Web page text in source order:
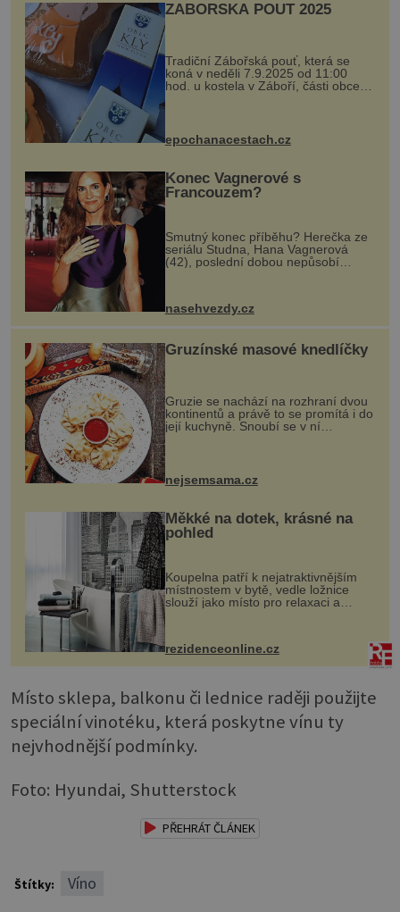
ZÁBOŘSKÁ POUŤ 2025
Tradiční Zábořská pouť, která se
koná v neděli 7.9.2025 od 11:00
hod. u kostela v Záboří, části obce
Kly u Mělníka. V programu naleznete
komentovanou prohlídku kostela,
epochanacestach.cz
Konec Vagnerové s
Francouzem?
Smutný konec příběhu? Herečka ze
seriálu Studna, Hana Vagnerová
(42), poslední dobou nepůsobí
nasehvezdy.cz
Gruzínské masové knedlíčky
Gruzie se nachází na rozhraní dvou
kontinentů a právě to se promítá i do
její kuchyně. Snoubí se v ní
evropské a asijské chutě a díky tomu
pokrmy, které rozhodně st...
nejsemsama.cz
Měkké na dotek, krásné na
pohled
Koupelna patří k nejatraktivnějším
místnostem v bytě, vedle ložnice
slouží jako místo pro relaxaci a
odpočinek. Koupelnový textil –
ručníky, osušky a koberečky –
mohou jako mávnutím kouzelného
proutku...
rezidenceonline.cz
Místo sklepa, balkonu či lednice raději použijte
speciální vinotéku, která poskytne vínu ty
nejvhodnější podmínky.
Foto: Hyundai, Shutterstock
PŘEHRÁT ČLÁNEK
Štítky: Víno